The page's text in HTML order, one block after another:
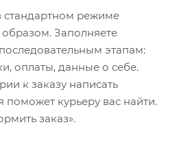
режиме
Заполняете
этапам:
оплаты, данные о себе.
к заказу написать
курьеру вас найти.
заказ».